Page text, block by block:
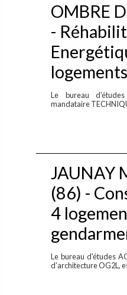
OMBRE
-
logements
Le bureau
mandataire
JAUNAY
(86) -
4
Le bureau d'études
d’architecture OG2L,